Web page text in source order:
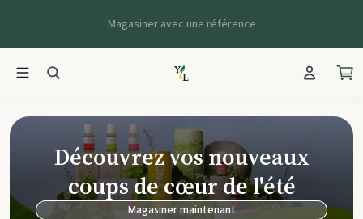
Magasiner avec une référence
Young Living
Découvrez vos nouveaux
coups de cœur de l'été
Magasiner maintenant